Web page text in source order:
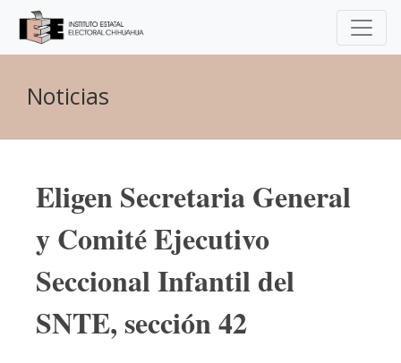
Noticias
Eligen Secretaria General
y Comité Ejecutivo
Seccional Infantil del
SNTE, sección 42